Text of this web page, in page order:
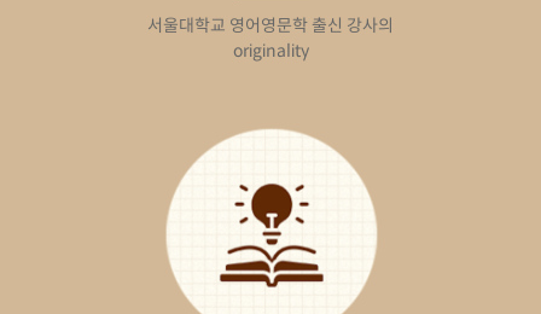
서울대학교 영어영문학 출신 강사의
originality